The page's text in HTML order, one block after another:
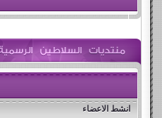
انشط الاعضاء